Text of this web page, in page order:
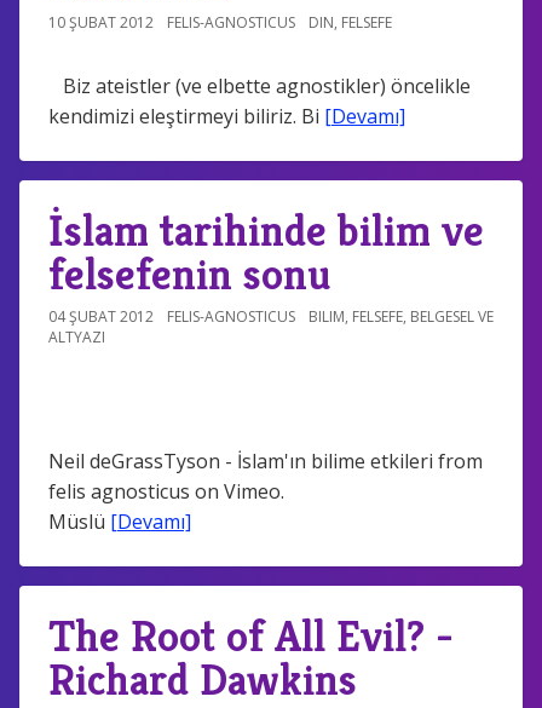
10 ŞUBAT 2012 FELIS-AGNOSTICUS DIN, FELSEFE
Biz ateistler (ve elbette agnostikler) öncelikle
kendimizi eleştirmeyi biliriz. Bi [Devamı]
İslam tarihinde bilim ve
felsefenin sonu
04 ŞUBAT 2012 FELIS-AGNOSTICUS BILIM, FELSEFE, BELGESEL VE
ALTYAZI
Neil deGrassTyson - İslam'ın bilime etkileri from
felis agnosticus on Vimeo.
Müslü [Devamı]
The Root of All Evil? -
Richard Dawkins